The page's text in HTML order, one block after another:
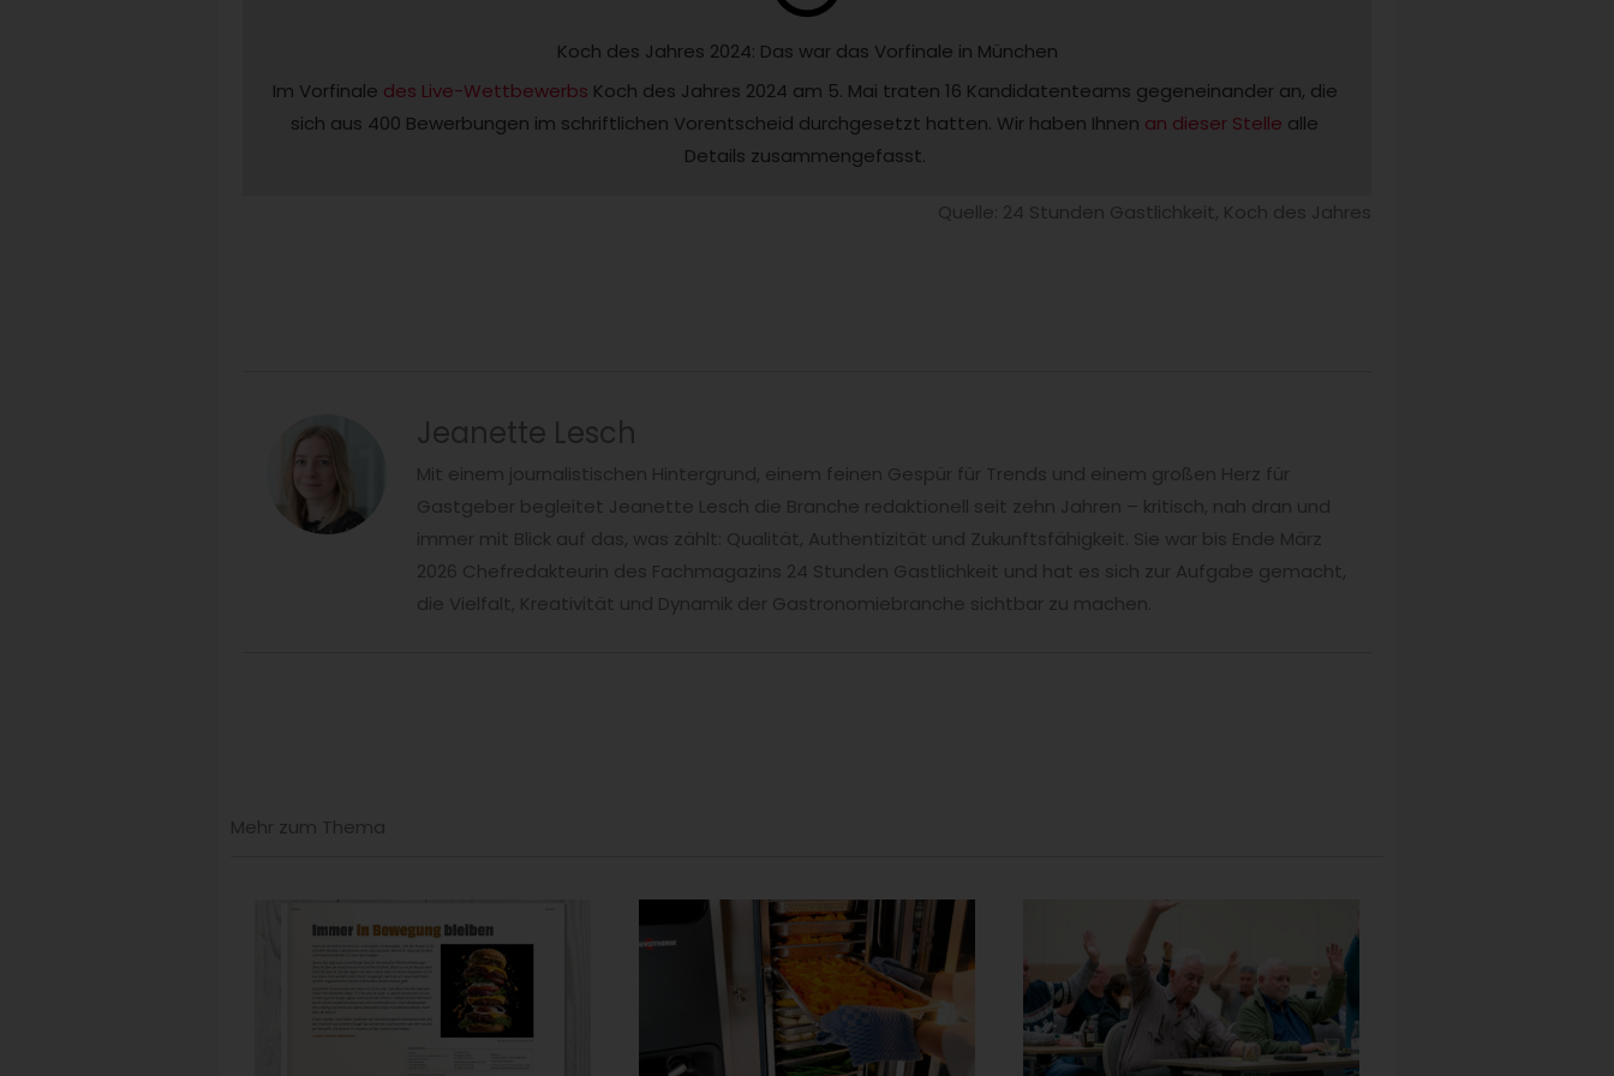
Koch des Jahres 2024: Das war das Vorfinale in München
Im Vorfinale des Live-Wettbewerbs Koch des Jahres 2024 am 5. Mai traten 16 Kandidatenteams gegeneinander an, die
sich aus 400 Bewerbungen im schriftlichen Vorentscheid durchgesetzt hatten. Wir haben Ihnen an dieser Stelle alle
Details zusammengefasst.
Quelle: 24 Stunden Gastlichkeit, Koch des Jahres
Jeanette Lesch
Mit einem journalistischen Hintergrund, einem feinen Gespür für Trends und einem großen Herz für
Gastgeber begleitet Jeanette Lesch die Branche redaktionell seit zehn Jahren – kritisch, nah dran und
immer mit Blick auf das, was zählt: Qualität, Authentizität und Zukunftsfähigkeit. Sie war bis Ende März
2026 Chefredakteurin des Fachmagazins 24 Stunden Gastlichkeit und hat es sich zur Aufgabe gemacht,
die Vielfalt, Kreativität und Dynamik der Gastronomiebranche sichtbar zu machen.
Mehr zum Thema